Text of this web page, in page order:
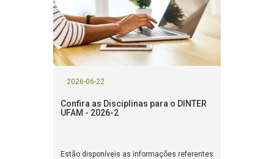
2026-06-22
Confira as Disciplinas para o DINTER
UFAM - 2026-2
Estão disponíveis as informações referentes